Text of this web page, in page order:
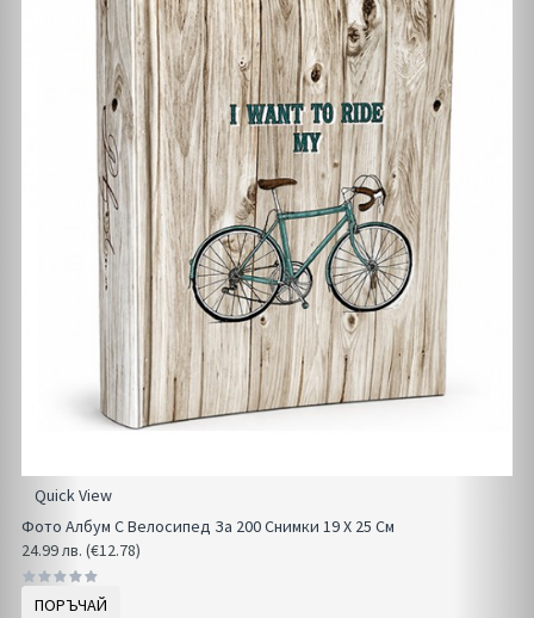
Quick View
Фото Албум С Велосипед За 200 Снимки 19 Х 25 См
24.99 лв. (€12.78)
ПОРЪЧАЙ